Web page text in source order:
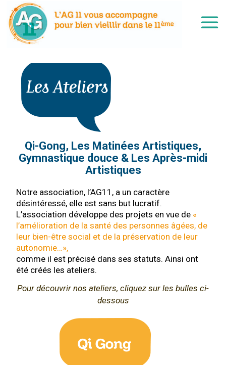
Qi-Gong, Les Matinées Artistiques,
Gymnastique douce & Les Après-midi
Artistiques
Notre association, l’AG11, a un caractère
désintéressé, elle est sans but lucratif.
L’association développe des projets en vue de «
l’amélioration de la santé des personnes âgées, de
leur bien-être social et de la préservation de leur
autonomie…»,
comme il est précisé dans ses statuts. Ainsi ont
été créés les ateliers.
Pour découvrir nos ateliers, cliquez sur les bulles ci-
dessous